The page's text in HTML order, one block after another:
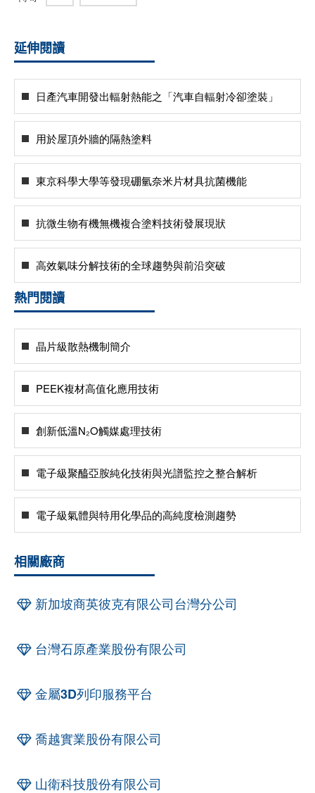
延伸閱讀
日產汽車開發出輻射熱能之「汽車自輻射冷卻塗裝」
用於屋頂外牆的隔熱塗料
東京科學大學等發現硼氫奈米片材具抗菌機能
抗微生物有機無機複合塗料技術發展現狀
高效氣味分解技術的全球趨勢與前沿突破
熱門閱讀
晶片級散熱機制簡介
PEEK複材高值化應用技術
創新低溫N₂O觸媒處理技術
電子級聚醯亞胺純化技術與光譜監控之整合解析
電子級氣體與特用化學品的高純度檢測趨勢
相關廠商
新加坡商英彼克有限公司台灣分公司
台灣石原產業股份有限公司
金屬3D列印服務平台
喬越實業股份有限公司
山衛科技股份有限公司